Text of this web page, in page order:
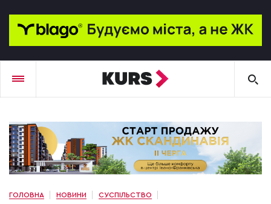
ГОЛОВНА НОВИНИ
СУСПІЛЬСТВО